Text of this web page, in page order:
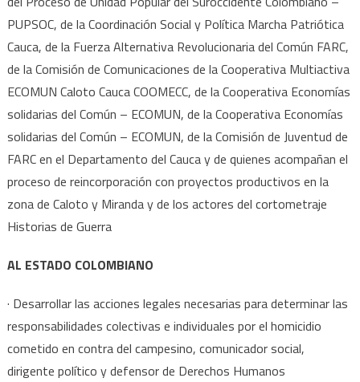
PUPSOC, de la Coordinación Social y Política Marcha Patriótica
Cauca, de la Fuerza Alternativa Revolucionaria del Común FARC,
de la Comisión de Comunicaciones de la Cooperativa Multiactiva
ECOMUN Caloto Cauca COOMECC, de la Cooperativa Economías
solidarias del Común – ECOMUN, de la Cooperativa Economías
solidarias del Común – ECOMUN, de la Comisión de Juventud de
FARC en el Departamento del Cauca y de quienes acompañan el
proceso de reincorporación con proyectos productivos en la
zona de Caloto y Miranda y de los actores del cortometraje
Historias de Guerra
AL ESTADO COLOMBIANO
· Desarrollar las acciones legales necesarias para determinar las
responsabilidades colectivas e individuales por el homicidio
cometido en contra del campesino, comunicador social,
dirigente político y defensor de Derechos Humanos